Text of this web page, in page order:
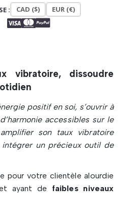
: CAD ($) EUR (€)
vibratoire, dissoudre
positif en soi, s’ouvrir à
accessibles sur le
son taux vibratoire
un précieux outil de
pour votre clientèle alourdie
ayant de faibles niveaux